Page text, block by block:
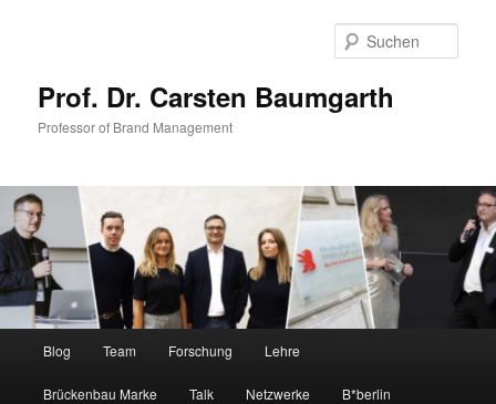
Prof. Dr. Carsten Baumgarth
Professor of Brand Management
Blog Team Forschung Lehre
Brückenbau Marke Talk Netzwerke B*berlin